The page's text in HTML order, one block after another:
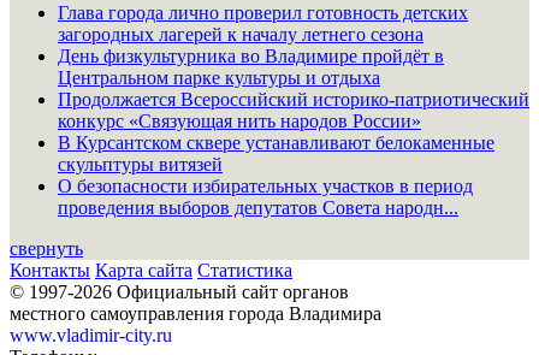
Глава города лично проверил готовность детских
загородных лагерей к началу летнего сезона
День физкультурника во Владимире пройдёт в
Центральном парке культуры и отдыха
Продолжается Всероссийский историко-патриотический
конкурс «Связующая нить народов России»
В Курсантском сквере устанавливают белокаменные
скульптуры витязей
О безопасности избирательных участков в период
проведения выборов депутатов Совета народн...
свернуть
Контакты Карта сайта Статистика
© 1997-2026 Официальный сайт органов
местного самоуправления города Владимира
www.vladimir-city.ru